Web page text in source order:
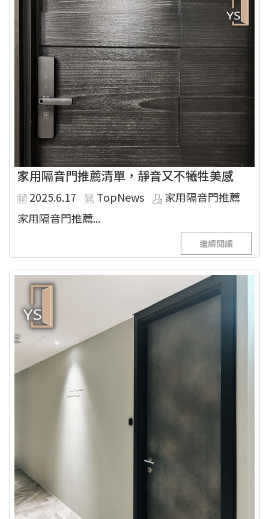
家用隔音門推薦清單，靜音又不犧牲美感
2025.6.17 TopNews
家用隔音門推薦
家用隔音門推薦...
繼續閱讀